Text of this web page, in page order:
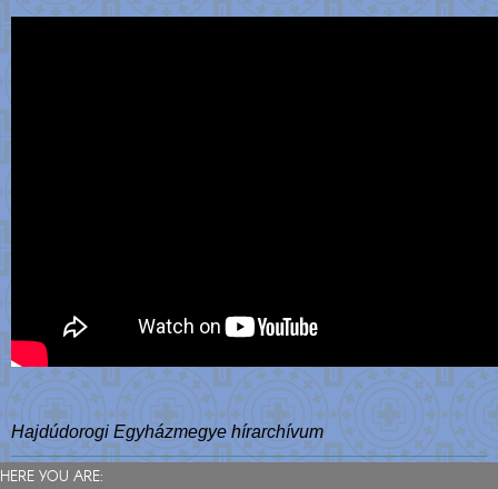
Hajdúdorogi Egyházmegye hírarchívum
HERE YOU ARE: